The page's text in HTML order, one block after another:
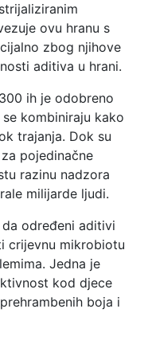
ovu hranu s
zbog njihove
aditiva u hrani.
ih je odobreno
kombiniraju kako
trajanja. Dok su
pojedinačne
razinu nadzora
milijarde ljudi.
određeni aditivi
crijevnu mikrobiotu
Jedna je
kod djece
boja i